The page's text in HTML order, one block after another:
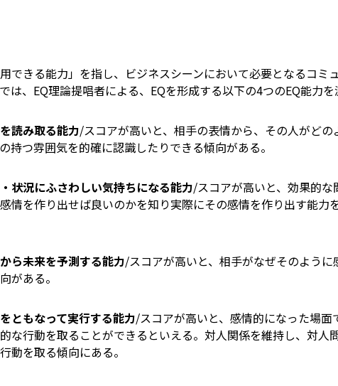
できる能力」を指し、ビジネスシーンにおいて必要となるコミ
は、EQ理論提唱者による、EQを形成する以下の4つのEQ能力を
読み取る能力/スコアが高いと、相手の表情から、その人がど
持つ雰囲気を的確に認識したりできる傾向がある。
状況にふさわしい気持ちになる能力/スコアが高いと、効果的
情を作り出せば良いのかを知り実際にその感情を作り出す能力
ら未来を予測する能力/スコアが高いと、相手がなぜそのよう
がある。
ともなって実行する能力/スコアが高いと、感情的になった場
な行動を取ることができるといえる。対人関係を維持し、対人
動を取る傾向にある。